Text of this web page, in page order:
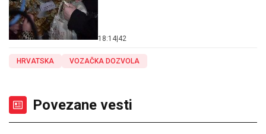
18:14 42
HRVATSKA VOZAČKA DOZVOLA
Povezane vesti